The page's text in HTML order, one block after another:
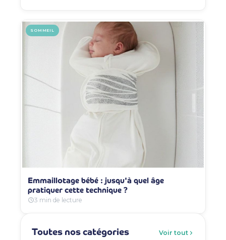
SOMMEIL
Emmaillotage bébé : jusqu'à quel âge
pratiquer cette technique ?
3 min de lecture
Toutes nos catégories
Voir tout